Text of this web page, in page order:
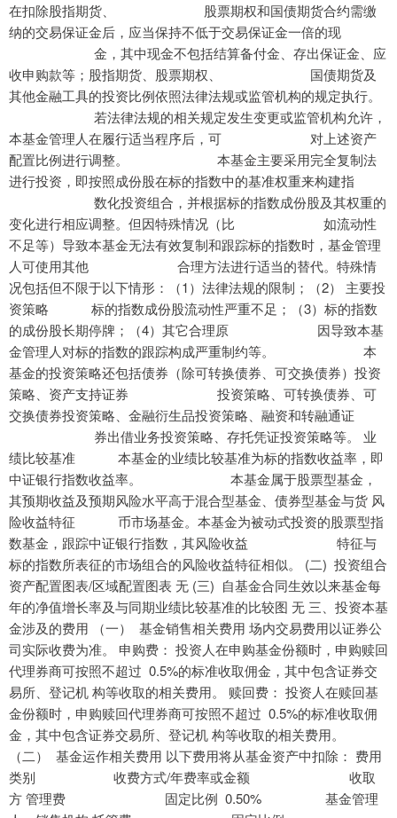
在扣除股指期货、 股票期权和国债期货合约需缴
纳的交易保证金后，应当保持不低于交易保证金一倍的现
金，其中现金不包括结算备付金、存出保证金、应
收申购款等；股指期货、股票期权、 国债期货及
其他金融工具的投资比例依照法律法规或监管机构的规定执行。
若法律法规的相关规定发生变更或监管机构允许，
本基金管理人在履行适当程序后，可 对上述资产
配置比例进行调整。 本基金主要采用完全复制法
进行投资，即按照成份股在标的指数中的基准权重来构建指
数化投资组合，并根据标的指数成份股及其权重的
变化进行相应调整。但因特殊情况（比 如流动性
不足等）导致本基金无法有效复制和跟踪标的指数时，基金管理
人可使用其他 合理方法进行适当的替代。特殊情
况包括但不限于以下情形：（1）法律法规的限制；（2） 主要投
资策略 标的指数成份股流动性严重不足；（3）标的指数
的成份股长期停牌；（4）其它合理原 因导致本基
金管理人对标的指数的跟踪构成严重制约等。 本
基金的投资策略还包括债券（除可转换债券、可交换债券）投资
策略、资产支持证券 投资策略、可转换债券、可
交换债券投资策略、金融衍生品投资策略、融资和转融通证
券出借业务投资策略、存托凭证投资策略等。 业
绩比较基准 本基金的业绩比较基准为标的指数收益率，即
中证银行指数收益率。 本基金属于股票型基金，
其预期收益及预期风险水平高于混合型基金、债券型基金与货 风
险收益特征 币市场基金。本基金为被动式投资的股票型指
数基金，跟踪中证银行指数，其风险收益 特征与
标的指数所表征的市场组合的风险收益特征相似。 (二) 投资组合
资产配置图表/区域配置图表 无 (三) 自基金合同生效以来基金每
年的净值增长率及与同期业绩比较基准的比较图 无 三、投资本基
金涉及的费用 （一） 基金销售相关费用 场内交易费用以证券公
司实际收费为准。 申购费： 投资人在申购基金份额时，申购赎回
代理券商可按照不超过 0.5%的标准收取佣金，其中包含证券交
易所、登记机 构等收取的相关费用。 赎回费： 投资人在赎回基
金份额时，申购赎回代理券商可按照不超过 0.5%的标准收取佣
金，其中包含证券交易所、登记机 构等收取的相关费用。
（二） 基金运作相关费用 以下费用将从基金资产中扣除： 费用
类别 收费方式/年费率或金额 收取
方 管理费 固定比例 0.50% 基金管理